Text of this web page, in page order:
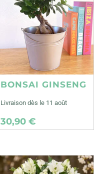
BONSAI GINSENG
Livraison dès le 11 août
30,90 €